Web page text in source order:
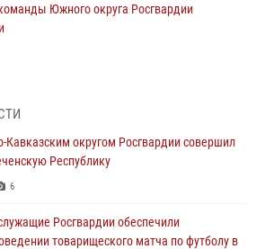
Южного округа Росгвардии
занятие по стрелковой подготовке для
детского, юношеского туризма и
округом Росгвардии совершил
Республику
6
Росгвардии обеспечили
товарищеского матча по футболу в